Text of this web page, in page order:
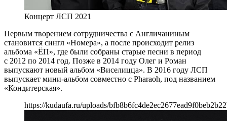
Концерт ЛСП 2021
Первым творением сотрудничества с Англичаниным
становится сингл «Номера», а после происходит релиз
альбома «ЁП», где были собраны старые песни в период
с 2012 по 2014 год. Позже в 2014 году Олег и Роман
выпускают новый альбом «Виселицца». В 2016 году ЛСП
выпускает мини-альбом совместно с Pharaoh, под названием
«Кондитерская».
https://kudaufa.ru/uploads/